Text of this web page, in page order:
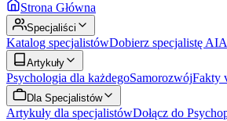
Strona Główna
Specjaliści
Katalog specjalistówDobierz specjalistę AI
Artykuły
Psychologia dla każdegoSamorozwójFakty
Dla Specjalistów
Artykuły dla specjalistówDołącz do